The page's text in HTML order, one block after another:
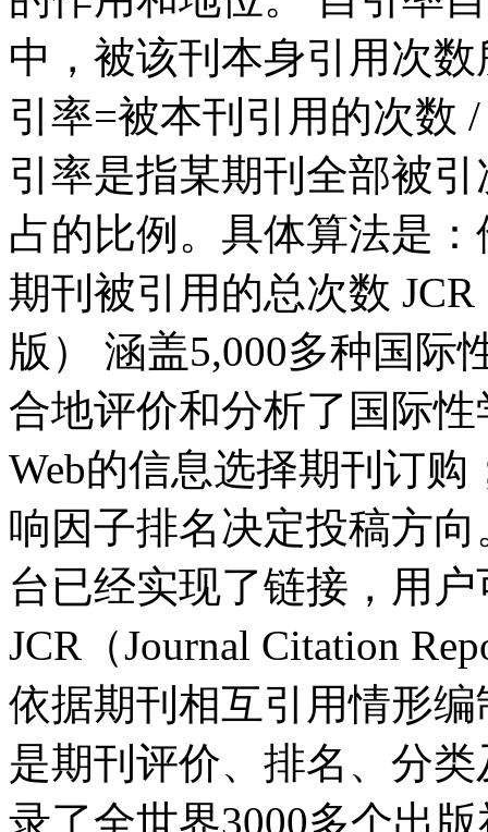
中，被该刊本身引用次
引率=被本刊引用的次数
引率是指某期刊全部被
占的比例。具体算法是
期刊被引用的总次数
版） 涵盖5,000多种国际
合地评价和分析了国际
Web的信息选择期刊订购
响因子排名决定投稿方向
台已经实现了链接，用户
JCR（Journal Citation
依据期刊相互引用情形
是期刊评价、排名、分
录了全世界3000多个出